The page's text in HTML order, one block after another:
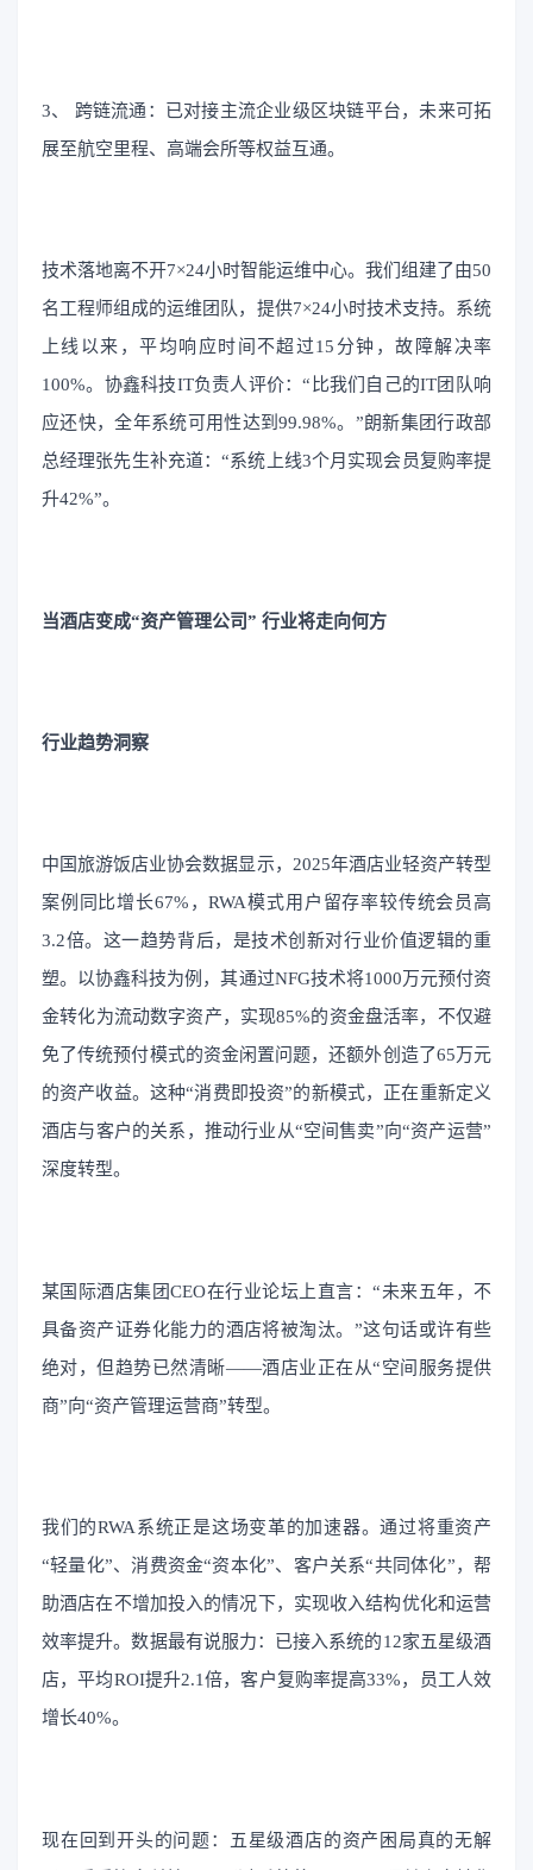
3、 跨链流通：已对接主流企业级区块链平台，未来可拓
展至航空里程、高端会所等权益互通。
技术落地离不开7×24小时智能运维中心。我们组建了由50
名工程师组成的运维团队，提供7×24小时技术支持。系统
上线以来，平均响应时间不超过15分钟，故障解决率
100%。协鑫科技IT负责人评价：“比我们自己的IT团队响
应还快，全年系统可用性达到99.98%。”朗新集团行政部
总经理张先生补充道：“系统上线3个月实现会员复购率提
升42%”。
当酒店变成“资产管理公司” 行业将走向何方
行业趋势洞察
中国旅游饭店业协会数据显示，2025年酒店业轻资产转型
案例同比增长67%，RWA模式用户留存率较传统会员高
3.2倍。这一趋势背后，是技术创新对行业价值逻辑的重
塑。以协鑫科技为例，其通过NFG技术将1000万元预付资
金转化为流动数字资产，实现85%的资金盘活率，不仅避
免了传统预付模式的资金闲置问题，还额外创造了65万元
的资产收益。这种“消费即投资”的新模式，正在重新定义
酒店与客户的关系，推动行业从“空间售卖”向“资产运营”
深度转型。
某国际酒店集团CEO在行业论坛上直言：“未来五年，不
具备资产证券化能力的酒店将被淘汰。”这句话或许有些
绝对，但趋势已然清晰——酒店业正在从“空间服务提供
商”向“资产管理运营商”转型。
我们的RWA系统正是这场变革的加速器。通过将重资产
“轻量化”、消费资金“资本化”、客户关系“共同体化”，帮
助酒店在不增加投入的情况下，实现收入结构优化和运营
效率提升。数据最有说服力：已接入系统的12家五星级酒
店，平均ROI提升2.1倍，客户复购率提高33%，员工人效
增长40%。
现在回到开头的问题：五星级酒店的资产困局真的无解